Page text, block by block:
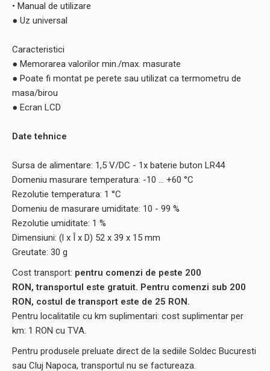
• Manual de utilizare
● Uz universal
Caracteristici
● Memorarea valorilor min./max. masurate
● Poate fi montat pe perete sau utilizat ca termometru de
masa/birou
● Ecran LCD
Date tehnice
Sursa de alimentare: 1,5 V/DC - 1x baterie buton LR44
Domeniu masurare temperatura: -10 ... +60 °C
Rezolutie temperatura: 1 °C
Domeniu de masurare umiditate: 10 - 99 %
Rezolutie umiditate: 1 %
Dimensiuni: (l x Î x D) 52 x 39 x 15 mm
Greutate: 30 g
Cost transport: pentru comenzi de peste 200
RON, transportul este gratuit. Pentru comenzi sub 200
RON, costul de transport este de 25 RON.
Pentru localitatile cu km suplimentari: cost suplimentar per
km: 1 RON cu TVA.
Pentru produsele preluate direct de la sediile Soldec Bucuresti
sau Cluj Napoca, transportul nu se factureaza.